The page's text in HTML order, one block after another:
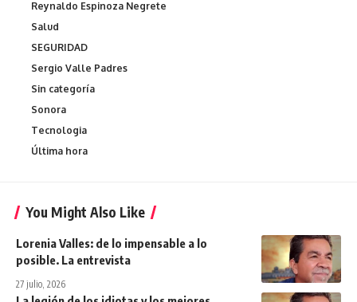
Reynaldo Espinoza Negrete
Salud
SEGURIDAD
Sergio Valle Padres
Sin categoría
Sonora
Tecnologia
Última hora
You Might Also Like
Lorenia Valles: de lo impensable a lo
posible. La entrevista
27 julio, 2026